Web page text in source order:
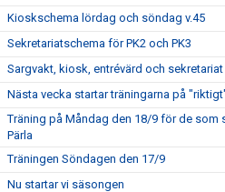
Kioskschema lördag och söndag v.45
Sekretariatschema för PK2 och PK3
Sargvakt, kiosk, entrévärd och sekretariat
Nästa vecka startar träningarna på
Träning på Måndag den 18/9 för de som
Pärla
Träningen Söndagen den 17/9
Nu startar vi säsongen